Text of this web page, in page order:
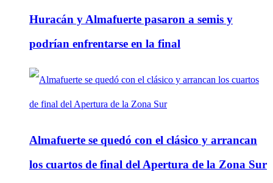
Huracán y Almafuerte pasaron a semis y
podrían enfrentarse en la final
Almafuerte se quedó con el clásico y arrancan
los cuartos de final del Apertura de la Zona Sur